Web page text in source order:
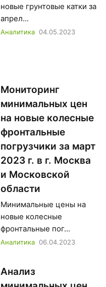
новые грунтовые катки за
апрел...
Аналитика 04.05.2023
Мониторинг
минимальных цен
на новые колесные
фронтальные
погрузчики за март
2023 г. в г. Москва
и Московской
области
Минимальные цены на
новые колесные
фронтальные пог...
Аналитика 06.04.2023
Анализ